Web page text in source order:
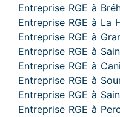
Entreprise RGE à
Entreprise RGE à La
Entreprise RGE à
Entreprise RGE à
Entreprise RGE à
Entreprise RGE à
Entreprise RGE à
Entreprise RGE à